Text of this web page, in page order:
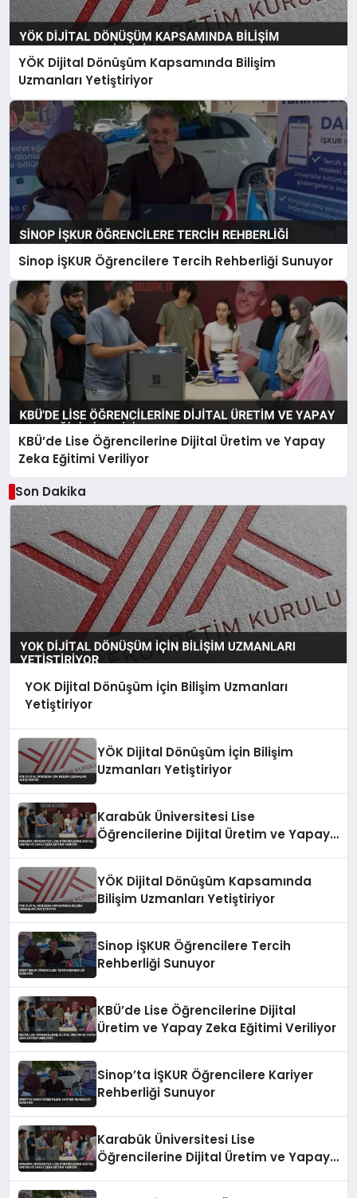
YÖK Dijital Dönüşüm Kapsamında Bilişim
Uzmanları Yetiştiriyor
Sinop İŞKUR Öğrencilere Tercih Rehberliği Sunuyor
KBÜ’de Lise Öğrencilerine Dijital Üretim ve Yapay
Zeka Eğitimi Veriliyor
Son Dakika
YOK Dijital Dönüşüm İçin Bilişim Uzmanları
Yetiştiriyor
YÖK Dijital Dönüşüm İçin Bilişim
Uzmanları Yetiştiriyor
Karabük Üniversitesi Lise
Öğrencilerine Dijital Üretim ve Yapay
YÖK Dijital Dönüşüm Kapsamında
Bilişim Uzmanları Yetiştiriyor
Sinop İŞKUR Öğrencilere Tercih
Rehberliği Sunuyor
KBÜ’de Lise Öğrencilerine Dijital
Üretim ve Yapay Zeka Eğitimi Veriliyor
Sinop’ta İŞKUR Öğrencilere Kariyer
Rehberliği Sunuyor
Karabük Üniversitesi Lise
Öğrencilerine Dijital Üretim ve Yapay